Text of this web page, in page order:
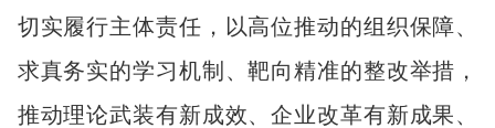
切实履行主体责任，以高位推动的组织保障、
求真务实的学习机制、靶向精准的整改举措，
推动理论武装有新成效、企业改革有新成果、